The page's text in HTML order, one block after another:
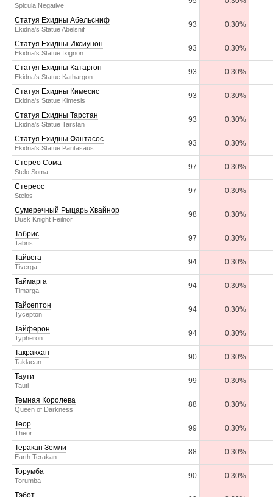
Spicula Negative
Статуя Ехидны Абельсниф
Ekidna's Statue Abelsnif
93 0.30%
Статуя Ехидны Иксиунон
Ekidna's Statue Ixignon
93 0.30%
Статуя Ехидны Катаргон
Ekidna's Statue Kathargon
93 0.30%
Статуя Ехидны Кимесис
Ekidna's Statue Kimesis
93 0.30%
Статуя Ехидны Тарстан
Ekidna's Statue Tarstan
93 0.30%
Статуя Ехидны Фантасос
Ekidna's Statue Pantasaus
93 0.30%
Стерео Сома
Stelo Soma
97 0.30%
Стереос
Stelos
97 0.30%
Сумеречный Рыцарь Хвайнор
Dusk Knight Feilnor
98 0.30%
Табрис
Tabris
97 0.30%
Тайвега
Tiverga
94 0.30%
Таймарга
Timarga
94 0.30%
Тайсептон
Tycepton
94 0.30%
Тайферон
Typheron
94 0.30%
Такракхан
Taklacan
90 0.30%
Таути
Tauti
99 0.30%
Темная Королева
Queen of Darkness
88 0.30%
Теор
Theor
99 0.30%
Теракан Земли
Earth Terakan
88 0.30%
Торумба
Torumba
90 0.30%
Тэбот